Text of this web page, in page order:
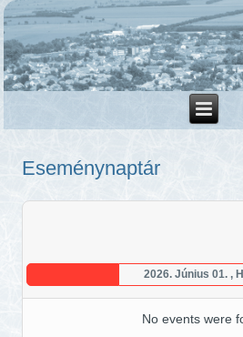
Eseménynaptár
2026. Június 01. ,
No events were